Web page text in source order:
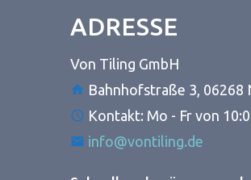
ADRESSE
Von Tiling GmbH
Bahnhofstraße 3,
Kontakt: Mo - Fr von
info@vontiling.de